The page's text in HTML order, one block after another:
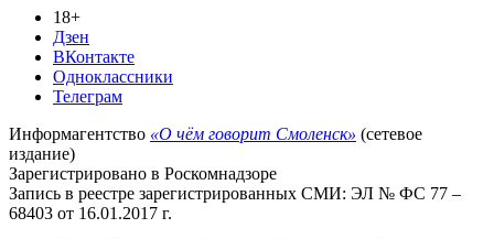
18+
Дзен
ВКонтакте
Одноклассники
Телеграм
Информагентство «О чём говорит Смоленск» (сетевое
издание)
Зарегистрировано в Роскомнадзоре
Запись в реестре зарегистрированных СМИ: ЭЛ № ФС 77 –
68403 от 16.01.2017 г.